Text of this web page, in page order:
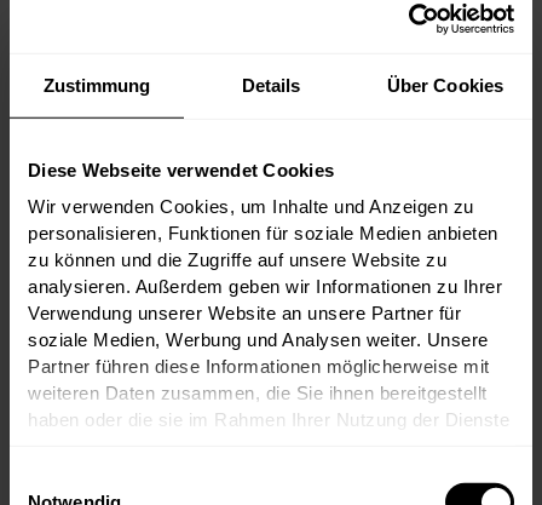
Zustimmung Details Über Cookies
Diese Webseite verwendet Cookies
Wir verwenden Cookies, um Inhalte und Anzeigen zu
personalisieren, Funktionen für soziale Medien anbieten
zu können und die Zugriffe auf unsere Website zu
analysieren. Außerdem geben wir Informationen zu Ihrer
Verwendung unserer Website an unsere Partner für
soziale Medien, Werbung und Analysen weiter. Unsere
Partner führen diese Informationen möglicherweise mit
weiteren Daten zusammen, die Sie ihnen bereitgestellt
haben oder die sie im Rahmen Ihrer Nutzung der Dienste
Margaux, Château Haut-Brion und Château
Château d’Yquem versammelt dieses Tasting
zum Artikel 17.06.2026